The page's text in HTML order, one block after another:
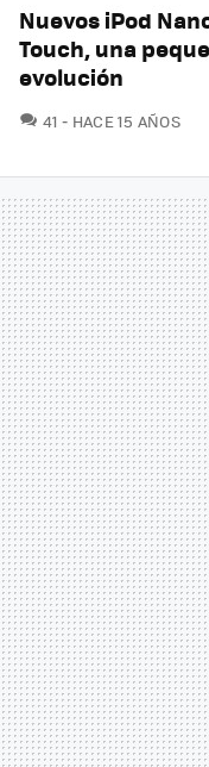
Nuevos iPod
Touch, una
evolución
41 COMENTARIOS
HACE 15 AÑOS